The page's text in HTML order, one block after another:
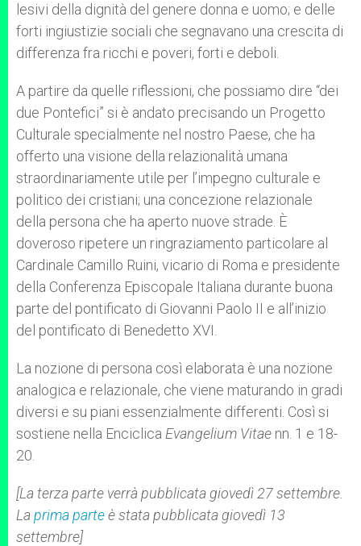
lesivi della dignità del genere donna e uomo; e delle
forti ingiustizie sociali che segnavano una crescita di
differenza fra ricchi e poveri, forti e deboli.
A partire da quelle riflessioni, che possiamo dire “dei
due Pontefici” si è andato precisando un Progetto
Culturale specialmente nel nostro Paese, che ha
offerto una visione della relazionalità umana
straordinariamente utile per l’impegno culturale e
politico dei cristiani; una concezione relazionale
della persona che ha aperto nuove strade. È
doveroso ripetere un ringraziamento particolare al
Cardinale Camillo Ruini, vicario di Roma e presidente
della Conferenza Episcopale Italiana durante buona
parte del pontificato di Giovanni Paolo II e all’inizio
del pontificato di Benedetto XVI.
La nozione di persona così elaborata è una nozione
analogica e relazionale, che viene maturando in gradi
diversi e su piani essenzialmente differenti. Così si
sostiene nella Enciclica Evangelium Vitae nn. 1 e 18-
20.
[La terza parte verrà pubblicata giovedì 27 settembre.
Laprima parteè stata pubblicata giovedì 13
settembre]